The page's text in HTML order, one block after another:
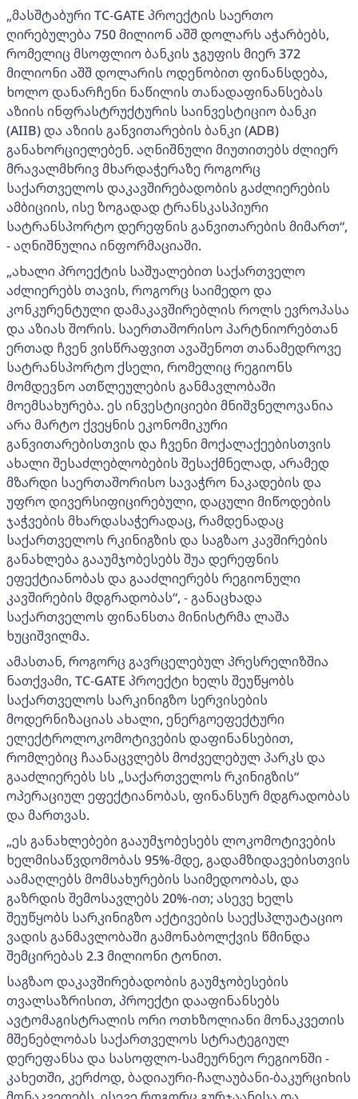
„მასშტაბური TC-GATE პროექტის საერთო
ღირებულება 750 მილიონ აშშ დოლარს აჭარბებს,
რომელიც მსოფლიო ბანკის ჯგუფის მიერ 372
მილიონი აშშ დოლარის ოდენობით ფინანსდება,
ხოლო დანარჩენი ნაწილის თანადაფინანსებას
აზიის ინფრასტრუქტურის საინვესტიციო ბანკი
(AIIB) და აზიის განვითარების ბანკი (ADB)
განახორციელებენ. აღნიშნული მიუთითებს ძლიერ
მრავალმხრივ მხარდაჭერაზე როგორც
საქართველოს დაკავშირებადობის გაძლიერების
ამბიციის, ისე ზოგადად ტრანსკასპიური
სატრანსპორტო დერეფნის განვითარების მიმართ“,
- აღნიშნულია ინფორმაციაში.
„ახალი პროექტის საშუალებით საქართველო
აძლიერებს თავის, როგორც საიმედო და
კონკურენტული დამაკავშირებლის როლს ევროპასა
და აზიას შორის. საერთაშორისო პარტნიორებთან
ერთად ჩვენ ვისწრაფვით ავაშენოთ თანამედროვე
სატრანსპორტო ქსელი, რომელიც რეგიონს
მომდევნო ათწლეულების განმავლობაში
მოემსახურება. ეს ინვესტიციები მნიშვნელოვანია
არა მარტო ქვეყნის ეკონომიკური
განვითარებისთვის და ჩვენი მოქალაქეებისთვის
ახალი შესაძლებლობების შესაქმნელად, არამედ
მზარდი საერთაშორისო სავაჭრო ნაკადების და
უფრო დივერსიფიცირებული, დაცული მიწოდების
ჯაჭვების მხარდასაჭერადაც, რამდენადაც
საქართველოს რკინიგზის და საგზაო კავშირების
განახლება გააუმჯობესებს შუა დერეფნის
ეფექტიანობას და გააძლიერებს რეგიონული
კავშირების მდგრადობას“, - განაცხადა
საქართველოს ფინანსთა მინისტრმა ლაშა
ხუციშვილმა.
ამასთან, როგორც გავრცელებულ პრესრელიზშია
ნათქვამი, TC-GATE პროექტი ხელს შეუწყობს
საქართველოს სარკინიგზო სერვისების
მოდერნიზაციას ახალი, ენერგოეფექტური
ელექტროლოკომოტივების დაფინანსებით,
რომლებიც ჩაანაცვლებს მოძველებულ პარკს და
გააძლიერებს სს „საქართველოს რკინიგზის“
ოპერაციულ ეფექტიანობას, ფინანსურ მდგრადობას
და მართვას.
„ეს განახლებები გააუმჯობესებს ლოკომოტივების
ხელმისაწვდომობას 95%-მდე, გადამზიდავებისთვის
აამაღლებს მომსახურების საიმედოობას, და
გაზრდის შემოსავლებს 20%-ით; ასევე ხელს
შეუწყობს სარკინიგზო აქტივების საექსპლუატაციო
ვადის განმავლობაში გამონაბოლქვის წმინდა
შემცირებას 2.3 მილიონი ტონით.
საგზაო დაკავშირებადობის გაუმჯობესების
თვალსაზრისით, პროექტი დააფინანსებს
ავტომაგისტრალის ორი ოთხზოლიანი მონაკვეთის
მშენებლობას საქართველოს სტრატეგიულ
დერეფანსა და სასოფლო-სამეურნეო რეგიონში -
კახეთში, კერძოდ, ბადიაური-ჩალაუბანი-ბაკურციხის